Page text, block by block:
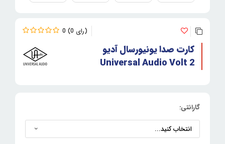
0 0
کارت صدا یونیورسال آدیو
Universal Audio Volt 2
گارانتی: